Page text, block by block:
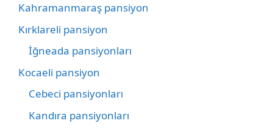
Kahramanmaraş pansiyon
Kırklareli pansiyon
İğneada pansiyonları
Kocaeli pansiyon
Cebeci pansiyonları
Kandıra pansiyonları